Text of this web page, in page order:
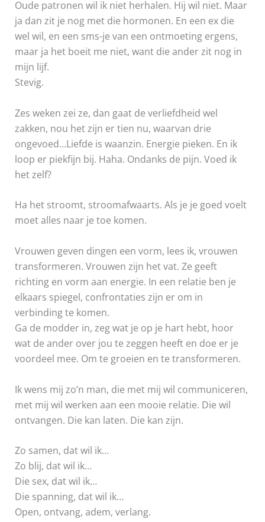
Oude patronen wil ik niet herhalen. Hij wil niet. Maar
ja dan zit je nog met die hormonen. En een ex die
wel wil, en een sms-je van een ontmoeting ergens,
maar ja het boeit me niet, want die ander zit nog in
mijn lijf.
Stevig.
Zes weken zei ze, dan gaat de verliefdheid wel
zakken, nou het zijn er tien nu, waarvan drie
ongevoed…Liefde is waanzin. Energie pieken. En ik
loop er piekfijn bij. Haha. Ondanks de pijn. Voed ik
het zelf?
Ha het stroomt, stroomafwaarts. Als je je goed voelt
moet alles naar je toe komen.
Vrouwen geven dingen een vorm, lees ik, vrouwen
transformeren. Vrouwen zijn het vat. Ze geeft
richting en vorm aan energie. In een relatie ben je
elkaars spiegel, confrontaties zijn er om in
verbinding te komen.
Ga de modder in, zeg wat je op je hart hebt, hoor
wat de ander over jou te zeggen heeft en doe er je
voordeel mee. Om te groeien en te transformeren.
Ik wens mij zo’n man, die met mij wil communiceren,
met mij wil werken aan een mooie relatie. Die wil
ontvangen. Die kan laten. Die kan zijn.
Zo samen, dat wil ik…
Zo blij, dat wil ik…
Die sex, dat wil ik…
Die spanning, dat wil ik…
Open, ontvang, adem, verlang.